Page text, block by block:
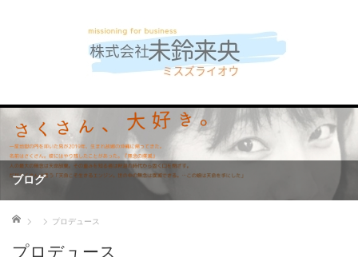
ブログ
ホーム プロデュース
プロデュース